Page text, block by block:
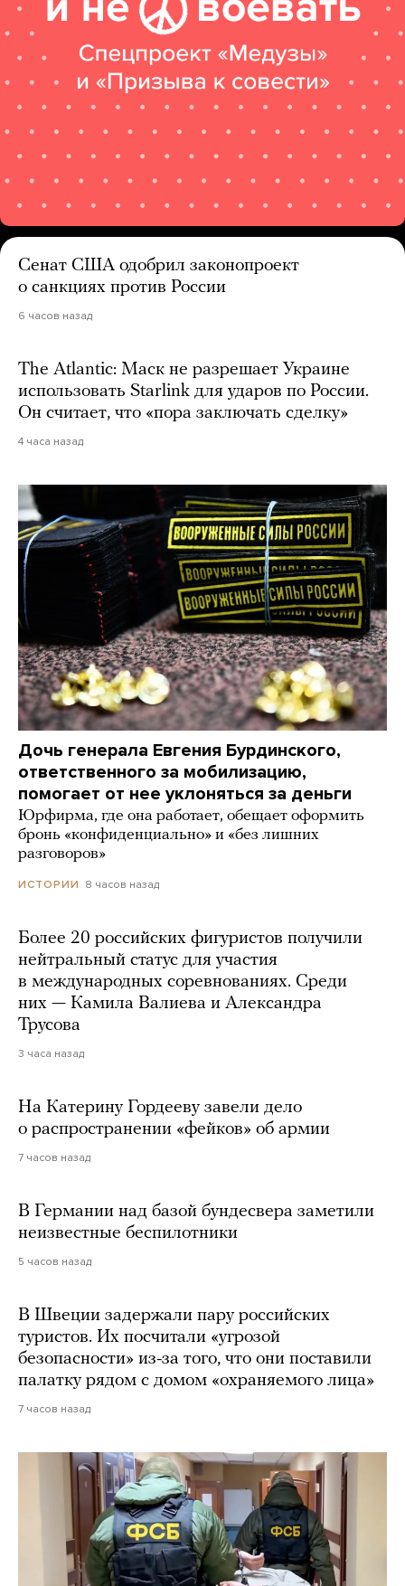
Сенат США одобрил законопроект
о санкциях против России
6 часов назад
The Atlantic: Маск не разрешает Украине
использовать Starlink для ударов по России.
Он считает, что «пора заключать сделку»
4 часа назад
Дочь генерала Евгения Бурдинского,
ответственного за мобилизацию,
помогает от нее уклоняться за деньги
Юрфирма, где она работает, обещает оформить
бронь «конфиденциально» и «без лишних
разговоров»
ИСТОРИИ 8 часов назад
Более 20 российских фигуристов получили
нейтральный статус для участия
в международных соревнованиях. Среди
них — Камила Валиева и Александра
Трусова
3 часа назад
На Катерину Гордееву завели дело
о распространении «фейков» об армии
7 часов назад
В Германии над базой бундесвера заметили
неизвестные беспилотники
5 часов назад
В Швеции задержали пару российских
туристов. Их посчитали «угрозой
безопасности» из-за того, что они поставили
палатку рядом с домом «охраняемого лица»
7 часов назад